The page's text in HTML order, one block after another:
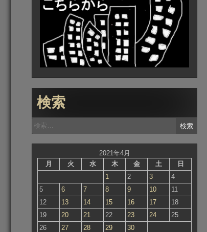
検索
検
索:
2021年4月
月
火 水 木 金 土 日
1 2 3
4
5
6 7 8 9 10
11
12
13 14 15 16 17
18
19
20 21 22 23 24
25
26
27 28 29 30